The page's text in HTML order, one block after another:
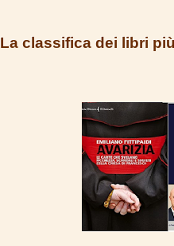
La classifica dei libri